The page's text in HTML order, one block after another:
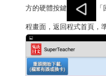
方的硬體按鍵
程畫面，返回程式首頁，